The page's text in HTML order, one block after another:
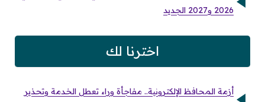
2026 و2027 الجديد
اخترنا لك
أزمة المحافظ الإلكترونية.. مفاجأة وراء تعطل الخدمة وتحذير